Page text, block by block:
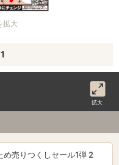
拡大
拡大
め売りつくしセール1弾 2